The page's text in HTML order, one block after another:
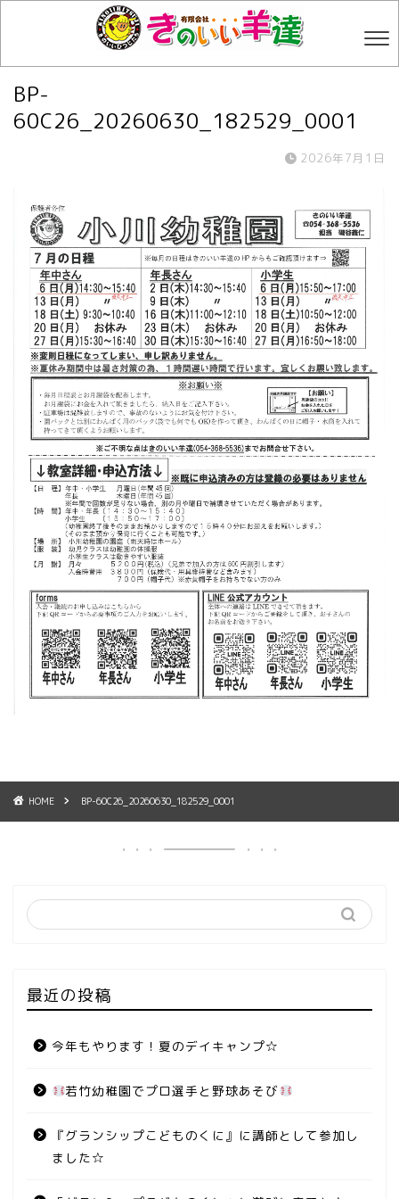
BP-
60C26_20260630_182529_0001
2026年7月1日
HOME BP-60C26_20260630_182529_0001
最近の投稿
今年もやります！夏のデイキャンプ☆
若竹幼稚園でプロ選手と野球あそび
『グランシップこどものくに』に講師として参加し
ました☆